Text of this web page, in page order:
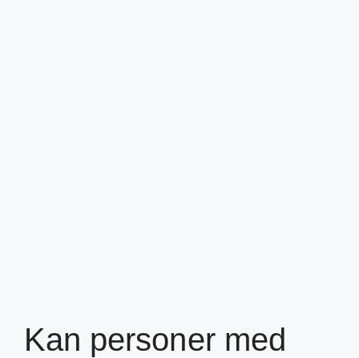
Kan personer med